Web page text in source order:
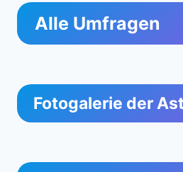
Alle Umfragen
Fotogalerie der